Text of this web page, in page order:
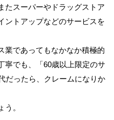
たスーパーやドラッグストア
ントアップなどのサービスを
業であってもなかなか積極的
寧でも、「60歳以上限定のサ
だったら、クレームになりか
。